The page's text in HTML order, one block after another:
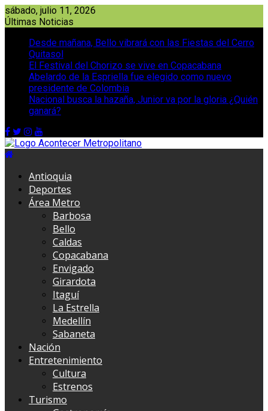
Saltar
al
sábado, julio 11, 2026
Últimas Noticias
Desde mañana, Bello vibrará con las Fiestas del Cerro
Quitasol
El Festival del Chorizo se vive en Copacabana
Abelardo de la Espriella fue elegido como nuevo
presidente de Colombia
Nacional busca la hazaña, Junior va por la gloria ¿Quién
ganará?
Antioquia
Deportes
Área Metro
Barbosa
Bello
Caldas
Copacabana
Envigado
Girardota
Itaguí
La Estrella
Medellín
Sabaneta
Nación
Entretenimiento
Cultura
Estrenos
Turismo